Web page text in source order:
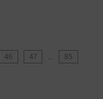
46 47 …
85